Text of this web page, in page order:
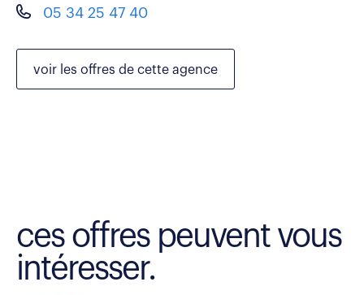
05 34 25 47 40
voir les offres de cette agence
ces offres peuvent vous
intéresser.